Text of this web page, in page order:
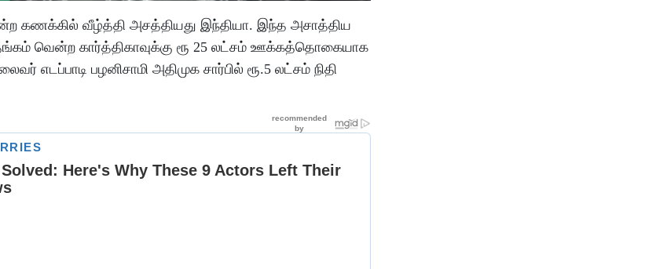
கணக்கில் வீழ்த்தி அசத்தியது இந்தியா. இந்த அசாத்திய
வென்ற கார்த்திகாவுக்கு ரூ 25 லட்சம் ஊக்கத்தொகையாக
எடப்பாடி பழனிசாமி அதிமுக சார்பில் ரூ.5 லட்சம் நிதி